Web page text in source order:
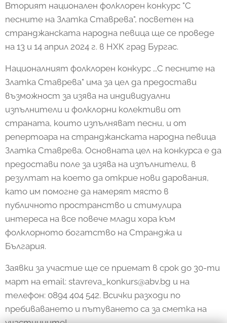
Вторият национален фолклорен конкурс "С
песните на Златка Ставрева", посветен на
странджанската народна певица ще се проведе
на 13 и 14 април 2024 г. в НХК град Бургас.
Националният фолклорен конкурс ,,С песните на
Златка Ставрева" има за цел да предостави
възможност за изява на индивидуални
изпълнители и фолклорни колективи от
страната, които изпълняват песни, и от
репертоара на странджанската народна певица
Златка Ставрева. Основната цел на конкурса е да
предостави поле за изява на изпълнители, в
резултат на което да открие нови дарования,
като им помогне да намерят място в
публичното пространство и стимулира
интереса на все повече млади хора към
фолклорното богатство на Странджа и
България.
Заявки за участие ще се приемат в срок до 30-ти
март на email: stavreva_konkurs@abv.bg и на
телефон: 0894 404 542. Всички разходи по
пребиваването и пътуването са за сметка на